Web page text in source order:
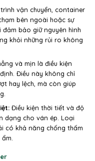
vận chuyển, container
bên ngoài hoặc sự
bảo giữ nguyên hình
khỏi những rủi ro không
và mịn là điều kiện
Điều này không chỉ
hay lệch, mà còn giúp
Điều kiện thời tiết và độ
dạng cho ván ép. Loại
có khả năng chống thấm